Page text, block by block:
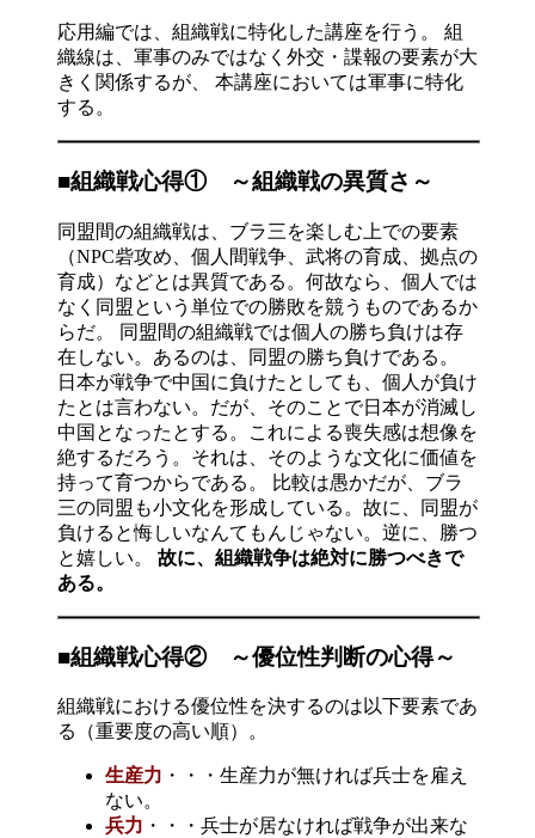
応用編では、組織戦に特化した講座を行う。 組
織線は、軍事のみではなく外交・諜報の要素が大
きく関係するが、 本講座においては軍事に特化
する。
■組織戦心得① ～組織戦の異質さ～
同盟間の組織戦は、ブラ三を楽しむ上での要素
（NPC砦攻め、個人間戦争、武将の育成、拠点の
育成）などとは異質である。何故なら、個人では
なく同盟という単位での勝敗を競うものであるか
らだ。 同盟間の組織戦では個人の勝ち負けは存
在しない。あるのは、同盟の勝ち負けである。
日本が戦争で中国に負けたとしても、個人が負け
たとは言わない。だが、そのことで日本が消滅し
中国となったとする。これによる喪失感は想像を
絶するだろう。それは、そのような文化に価値を
持って育つからである。 比較は愚かだが、ブラ
三の同盟も小文化を形成している。故に、同盟が
負けると悔しいなんてもんじゃない。逆に、勝つ
と嬉しい。 故に、組織戦争は絶対に勝つべきで
ある。
■組織戦心得② ～優位性判断の心得～
組織戦における優位性を決するのは以下要素であ
る（重要度の高い順）。
生産力 ・・・生産力が無ければ兵士を雇え
ない。
兵力 ・・・兵士が居なければ戦争が出来な